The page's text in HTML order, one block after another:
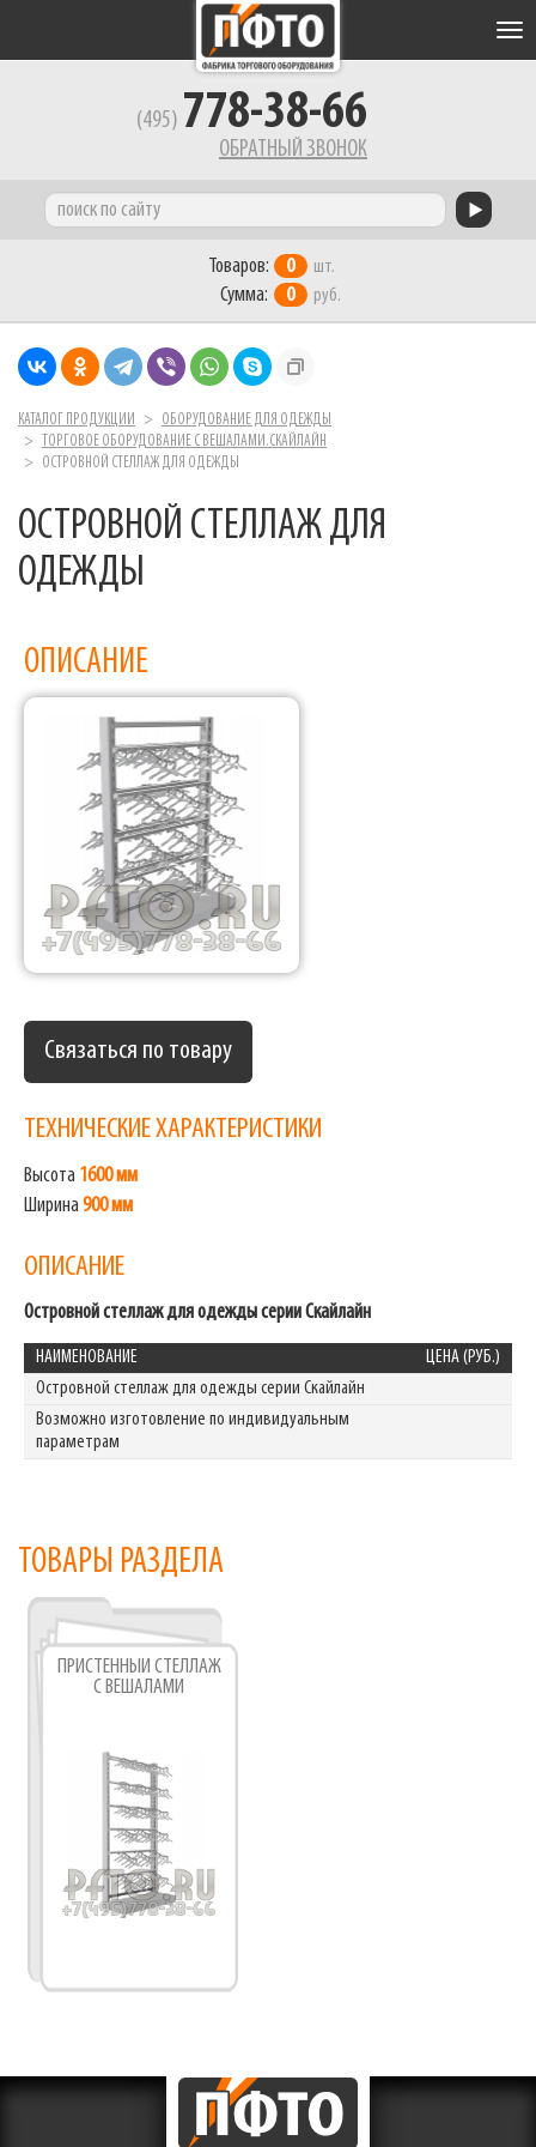
(495) 778-38-66
ОБРАТНЫЙ ЗВОНОК
Фабрика торгового оборудования
Товаров: 0 шт.
Сумма: 0 руб.
КАТАЛОГ ПРОДУКЦИИ
ОБОРУДОВАНИЕ ДЛЯ ОДЕЖДЫ
ТОРГОВОЕ ОБОРУДОВАНИЕ С ВЕШАЛАМИ.СКАЙЛАЙН
ОСТРОВНОЙ СТЕЛЛАЖ ДЛЯ ОДЕЖДЫ
ОСТРОВНОЙ СТЕЛЛАЖ ДЛЯ
ОДЕЖДЫ
ОПИСАНИЕ
Связаться по товару
ТЕХНИЧЕСКИЕ ХАРАКТЕРИСТИКИ
Высота 1600 мм
Ширина900 мм
ОПИСАНИЕ
Островной стеллаж для одежды серии Скайлайн
НАИМЕНОВАНИЕ
ЦЕНА (РУБ.)
Островной стеллаж для одежды серии Скайлайн
Возможно изготовление по индивидуальным
параметрам
ТОВАРЫ РАЗДЕЛА
ПРИСТЕННЫЙ СТЕЛЛАЖ
С ВЕШАЛАМИ